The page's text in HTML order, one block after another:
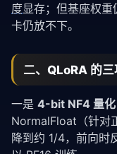
度显存；但基座权
卡仍放不下。
二、QLoRA 的
一是 4-bit NF4 量化
NormalFloat（针对
降到约 1/4，前向时